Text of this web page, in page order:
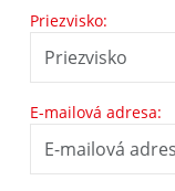
Priezvisko:
E-mailová adresa: